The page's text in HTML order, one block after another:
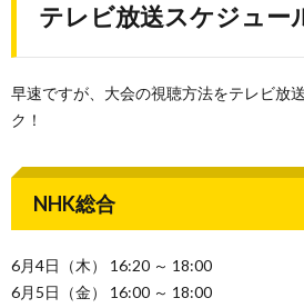
テレビ放送スケジュー
早速ですが、大会の視聴方法をテレビ放
ク！
NHK総合
6月4日（木） 16:20 ～ 18:00
6月5日（金） 16:00 ～ 18:00